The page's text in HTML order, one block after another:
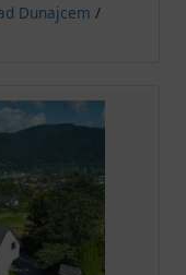
Dunajcem /